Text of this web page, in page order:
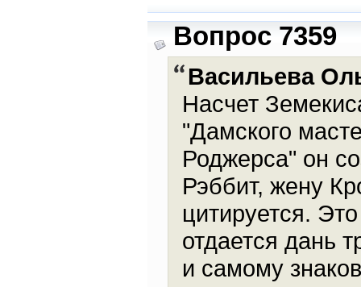
Вопрос 7359
Васильева
Насчет
"Дамского
Роджерса" он
Рэббит, жену
цитируется.
отдается дань
и самому